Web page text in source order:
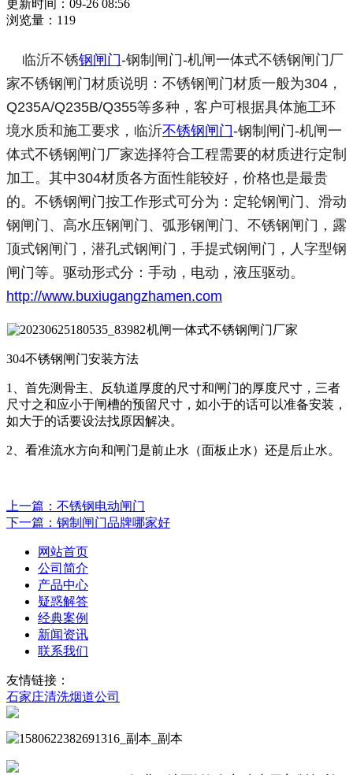
更新时间：09-26 08:56
浏览量：119
临沂不锈钢闸门-钢制闸门-机闸一体式不锈钢闸门厂
家不锈钢闸门材质说明：不锈钢闸门材质一般为304，
Q235A/Q235B/Q355等多种，客户可根据具体施工环
境水质和施工要求，临沂不锈钢闸门-钢制闸门-机闸一
体式不锈钢闸门厂家选择符合工程需要的材质进行定制
加工。其中304材质各方面性能较好，价格也是最贵
的。不锈钢闸门按工作形式可分为：定轮钢闸门、滑动
钢闸门、高水压钢闸门、弧形钢闸门、不锈钢闸门，露
顶式钢闸门，潜孔式钢闸门，手提式钢闸门，人字型钢
闸门等。驱动形式分：手动，电动，液压驱动。
http://www.buxiugangzhamen.com
机闸一体式不锈钢闸门厂家
304不锈钢闸门安装方法
1、首先测骨主、反轨道厚度的尺寸和闸门的厚度尺寸，三者
尺寸之和应小于闸槽的预留尺寸，如小于的话可以准备安装，
如大于的话要设法找原因解决。
2、看准流水方向和闸门是前止水（面板止水）还是后止水。
上一篇：不锈钢电动闸门
下一篇：钢制闸门品牌哪家好
网站首页
公司简介
产品中心
疑惑解答
经典案例
新闻资讯
联系我们
友情链接：
石家庄清洗烟道公司